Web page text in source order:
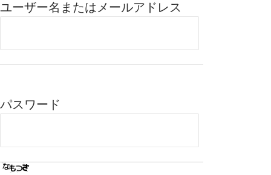
ユーザー名またはメールアドレス
パスワード